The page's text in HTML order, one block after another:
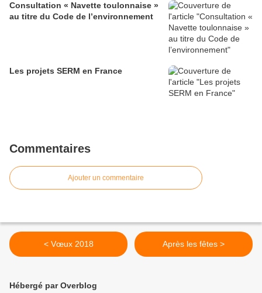
Consultation « Navette toulonnaise »
au titre du Code de l’environnement
Les projets SERM en France
Commentaires
Ajouter un commentaire
< Vœux 2018 Après les fêtes >
Hébergé par Overblog